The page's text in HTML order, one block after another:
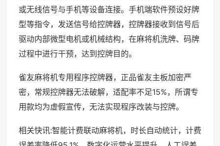
或无线信号与手机等设备连接。手机端软件预设好牌
型等指令，发送信号给控牌器，控牌器接收到信号后
驱动内部微型电机或机械结构，在麻将机洗牌、码牌
过程中进行干预，达到控牌目的。
雀友麻将机专用程序控牌器，正品雀友主板加密严
密，常规控牌器无法破解，适配率不足15%，所谓专
用款均为虚假宣传，无法实现程序改装与控牌。
相关快讯:智能计费联动麻将机，时长自动统计，计费